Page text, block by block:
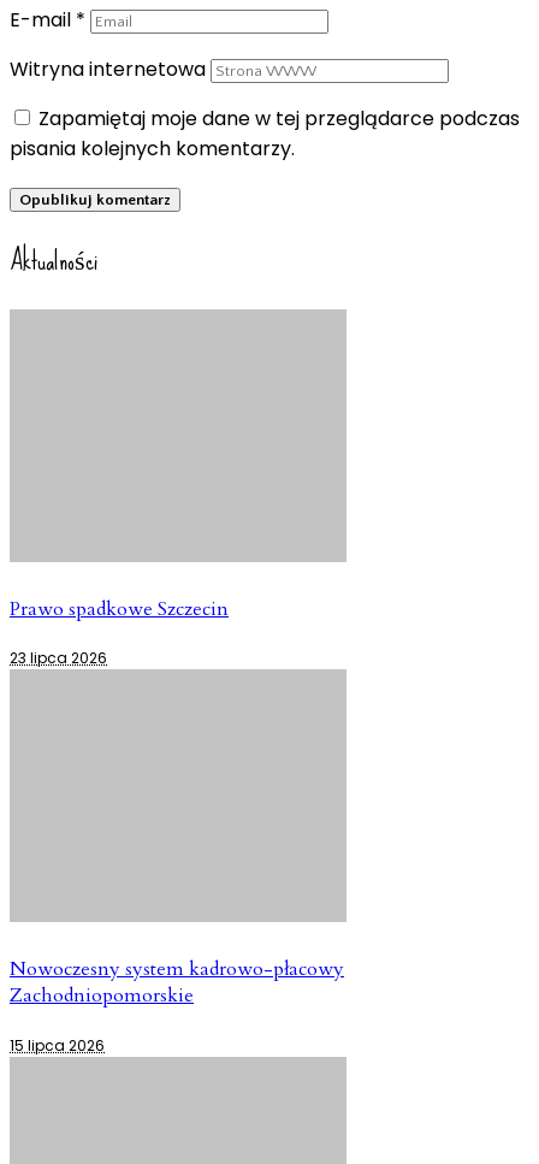
E-mail *
Witryna internetowa
Zapamiętaj moje dane w tej przeglądarce podczas
pisania kolejnych komentarzy.
Aktualności
Prawo spadkowe Szczecin
23 lipca 2026
Nowoczesny system kadrowo-płacowy
Zachodniopomorskie
15 lipca 2026